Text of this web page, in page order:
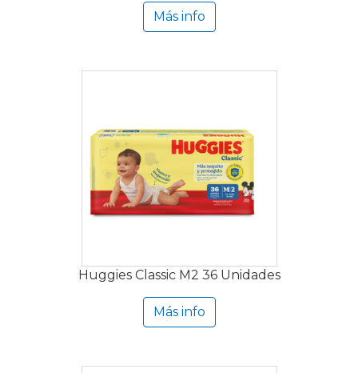
Más info
Huggies Classic M2 36 Unidades
Más info